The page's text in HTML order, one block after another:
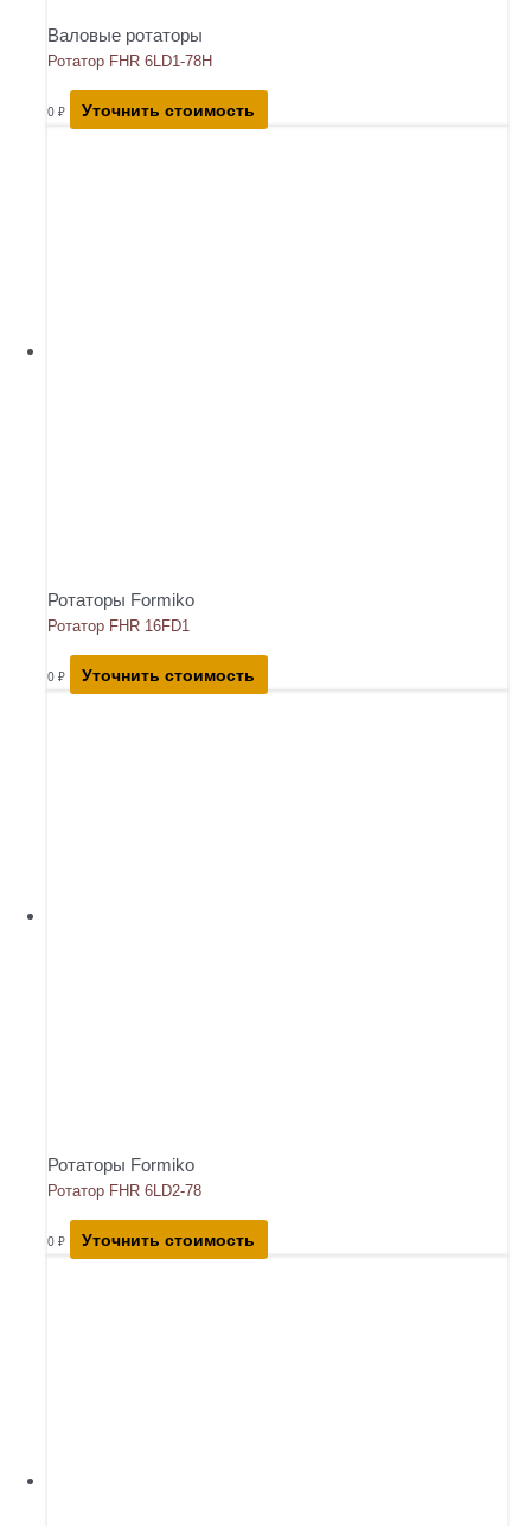
Валовые ротаторы
Ротатор FHR 6LD1-78H
0 ₽ Уточнить стоимость
Ротаторы Formiko
Ротатор FHR 16FD1
0 ₽ Уточнить стоимость
Ротаторы Formiko
Ротатор FHR 6LD2-78
0 ₽ Уточнить стоимость